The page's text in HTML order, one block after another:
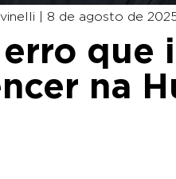
| 8 de agosto de
erro
na